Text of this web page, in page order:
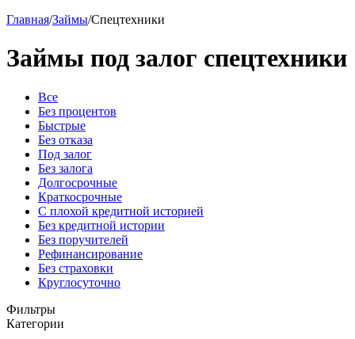
Главная/Займы/Спецтехники
Займы под залог спецтехники
Все
Без процентов
Быстрые
Без отказа
Под залог
Без залога
Долгосрочные
Краткосрочные
С плохой кредитной историей
Без кредитной истории
Без поручителей
Рефинансирование
Без страховки
Круглосуточно
Фильтры
Категории